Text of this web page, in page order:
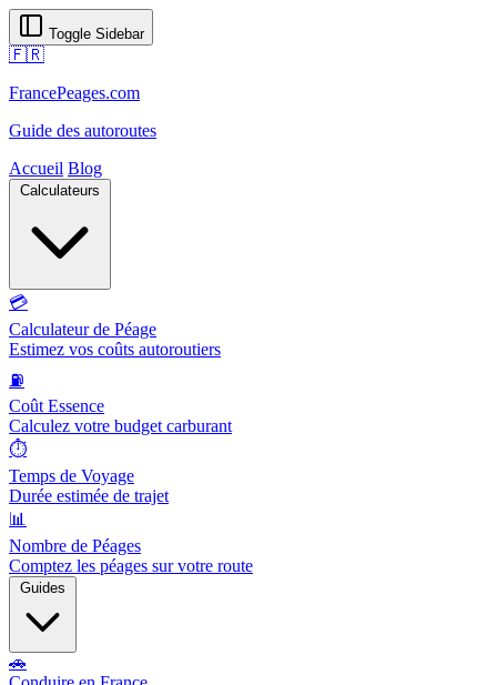
Toggle Sidebar
🇫🇷
FrancePeages.com
Guide des autoroutes
Accueil Blog
Calculateurs
💳
Calculateur de Péage
Estimez vos coûts autoroutiers
⛽
Coût Essence
Calculez votre budget carburant
⏱️
Temps de Voyage
Durée estimée de trajet
📊
Nombre de Péages
Comptez les péages sur votre route
Guides
🚗